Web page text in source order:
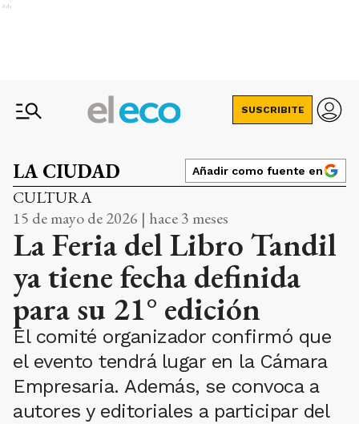
Ads
SUSCRIBITE
LA CIUDAD Añadir como fuente en
CULTURA
15 de mayo de 2026 | hace 3 meses
La Feria del Libro Tandil
ya tiene fecha definida
para su 21° edición
El comité organizador confirmó que
el evento tendrá lugar en la Cámara
Empresaria. Además, se convoca a
autores y editoriales a participar del